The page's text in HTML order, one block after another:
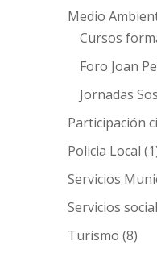
Medio
Cursos
Foro Joan
Jornadas
Participación
Policia Local
Servicios
Servicios
Turismo (8)